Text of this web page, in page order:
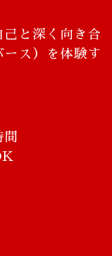
と深く向き合
ース）を体験す
間